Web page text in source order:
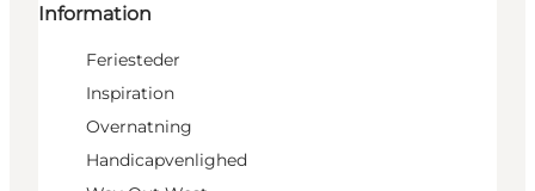
Information
Feriesteder
Inspiration
Overnatning
Handicapvenlighed